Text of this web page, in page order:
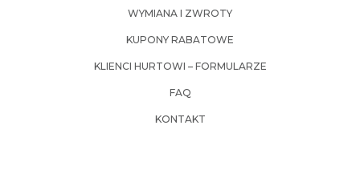
WYMIANA I ZWROTY
KUPONY RABATOWE
KLIENCI HURTOWI – FORMULARZE
FAQ
KONTAKT